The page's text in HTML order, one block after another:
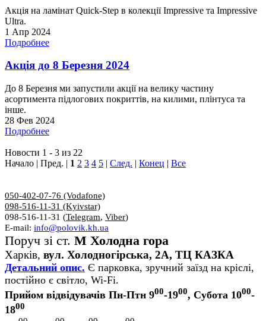
Акція на ламінат Quick-Step в колекції Impressive та Impressive
Ultra.
1 Апр 2024
Подробнее
Акція до 8 Березня 2024
До 8 Березня ми запустили акції на велику частину
асортимента підлогових покриттів, на килими, плінтуса та
інше.
28 Фев 2024
Подробнее
Новости 1 - 3 из 22
Начало | Пред. | 1 2 3 4 5 | След. | Конец | Все
050-402-07-76 (Vodafone)
098-516-11-31 (Kyivstar)
098-516-11-31 (Telegram, Viber)
E-mail: info@polovik.kh.ua
Поруч зі ст. М Холодна гора
Харків, вул. Холодногірська, 2А, ТЦ КАЗКА
Детальний опис. Є парковка, зручний заїзд на кріслі,
постійно є світло, Wi-Fi.
Прийом відвідувачів Пн-Птн 900-1900, Субота 1000-
1800